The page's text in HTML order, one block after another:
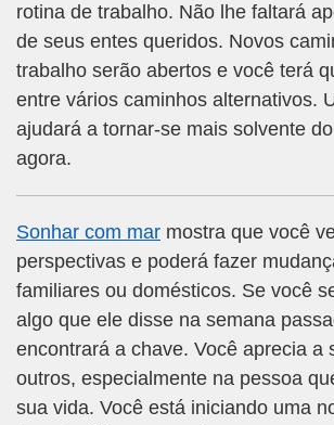
rotina de trabalho. Não lhe faltará
de seus entes queridos. Novos
trabalho serão abertos e você terá
entre vários caminhos alternativos.
ajudará a tornar-se mais solvente
agora.
Sonhar com mar mostra que você
perspectivas e poderá fazer
familiares ou domésticos. Se você
algo que ele disse na semana
encontrará a chave. Você aprecia a
outros, especialmente na pessoa
sua vida. Você está iniciando uma